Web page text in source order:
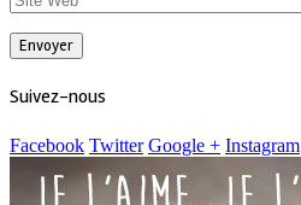
Suivez-nous
Facebook Twitter Google + Instagram